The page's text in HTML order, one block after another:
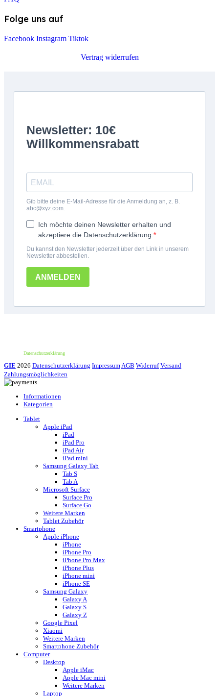
Folge uns auf
Facebook Instagram Tiktok
Vertrag widerrufen
Datenschutzerklärung
GIE 2026 Datenschutzerklärung ImpressumAGB Widerruf Versand
Zahlungsmöglichkeiten
Informationen
Kategorien
Tablet
Apple iPad
iPad
iPad Pro
iPad Air
iPad mini
Samsung Galaxy Tab
Tab S
Tab A
Microsoft Surface
Surface Pro
Surface Go
Weitere Marken
Tablet Zubehör
Smartphone
Apple iPhone
iPhone
iPhone Pro
iPhone Pro Max
iPhone Plus
iPhone mini
iPhone SE
Samsung Galaxy
Galaxy A
Galaxy S
Galaxy Z
Google Pixel
Xiaomi
Weitere Marken
Smartphone Zubehör
Computer
Desktop
Apple iMac
Apple Mac mini
Weitere Marken
Laptop